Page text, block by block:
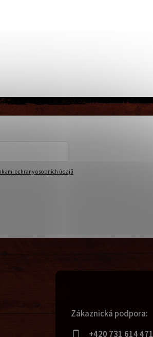
Zákaznická podpora:
+420 731 614 471
ochrany osobních údajů